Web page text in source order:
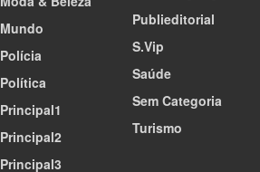
Mundo
Polícia
Política
Principal1
Principal2
Principal3
Publieditorial
S.Vip
Saúde
Sem Categoria
Turismo